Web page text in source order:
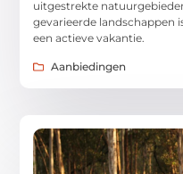
uitgestrekte
gevarieerde landschappen
een actieve vakantie.
Aanbiedingen